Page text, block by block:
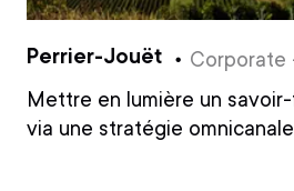
Perrier-Jouët
Mettre en lumière un
via une stratégie